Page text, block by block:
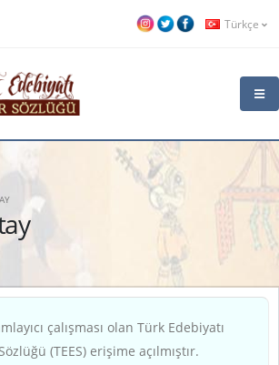
Türkçe
çalışması olan Türk Edebiyatı
(TEES) erişime açılmıştır.